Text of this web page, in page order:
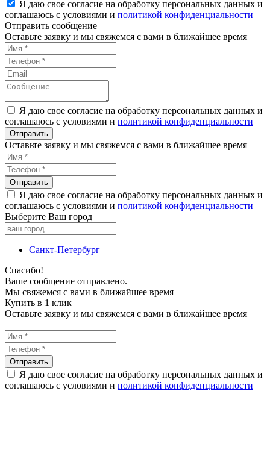
Я даю свое согласие на обработку персональных данных и
соглашаюсь с условиями и политикой конфиденциальности
Отправить сообщение
Оставьте заявку и мы свяжемся с вами в ближайшее время
Я даю свое согласие на обработку персональных данных и
соглашаюсь с условиями и политикой конфиденциальности
Оставьте заявку и мы свяжемся с вами в ближайшее время
Я даю свое согласие на обработку персональных данных и
соглашаюсь с условиями и политикой конфиденциальности
Выберите Ваш город
Санкт-Петербург
Спасибо!
Ваше сообщение отправлено.
Мы свяжемся с вами в ближайшее время
Купить в 1 клик
Оставьте заявку и мы свяжемся с вами в ближайшее время
Я даю свое согласие на обработку персональных данных и
соглашаюсь с условиями и политикой конфиденциальности